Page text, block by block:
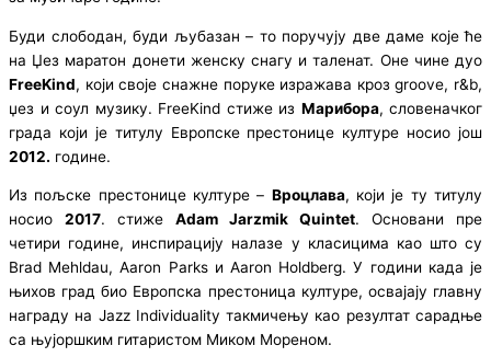
Буди слободан, буди љубазан – то поручују две даме које ће
на Џез маратон донети женску снагу и таленат. Оне чине дуо
FreeKind, који своје снажне поруке изражава кроз groove, r&b,
џез и соул музику. FreeKind стиже из Марибора, словеначког
града који је титулу Европске престонице културе носио још
2012. године.
Из пољске престонице културе – Вроцлава, који је ту титулу
носио 2017. стиже Adam Jarzmik Quintet. Основани пре
четири године, инспирацију налазе у класицима као што су
Brad Mehldau, Aaron Parks и Aaron Holdberg. У години када је
њихов град био Европска престоница културе, освајају главну
награду на Jazz Individuality такмичењу као резултат сарадње
са њујоршким гитаристом Миком Мореном.